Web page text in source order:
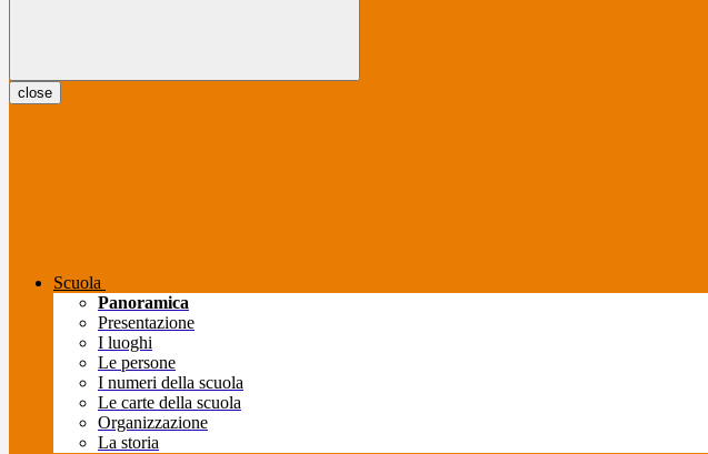
close
Scuola
Panoramica
Presentazione
I luoghi
Le persone
I numeri della scuola
Le carte della scuola
Organizzazione
La storia